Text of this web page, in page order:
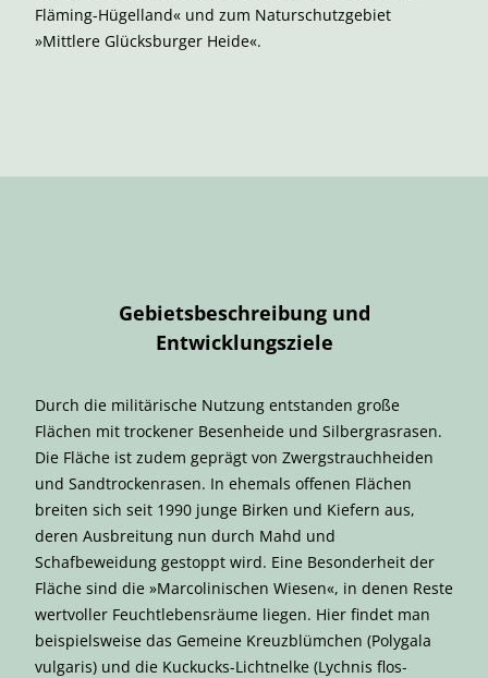
Fläming-Hügelland« und zum Naturschutzgebiet
»Mittlere Glücksburger Heide«.
Gebietsbeschreibung und
Entwicklungsziele
Durch die militärische Nutzung entstanden große
Flächen mit trockener Besenheide und Silbergrasrasen.
Die Fläche ist zudem geprägt von Zwergstrauchheiden
und Sandtrockenrasen. In ehemals offenen Flächen
breiten sich seit 1990 junge Birken und Kiefern aus,
deren Ausbreitung nun durch Mahd und
Schafbeweidung gestoppt wird. Eine Besonderheit der
Fläche sind die »Marcolinischen Wiesen«, in denen Reste
wertvoller Feuchtlebensräume liegen. Hier findet man
beispielsweise das Gemeine Kreuzblümchen (Polygala
vulgaris) und die Kuckucks-Lichtnelke (Lychnis flos-